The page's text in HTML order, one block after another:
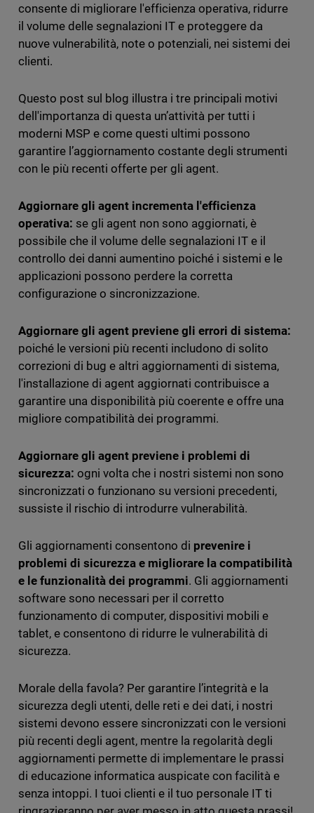
consente di migliorare l'efficienza operativa, ridurre
il volume delle segnalazioni IT e proteggere da
nuove vulnerabilità, note o potenziali, nei sistemi dei
clienti.
Questo post sul blog illustra i tre principali motivi
dell'importanza di questa un’attività per tutti i
moderni MSP e come questi ultimi possono
garantire l’aggiornamento costante degli strumenti
con le più recenti offerte per gli agent.
Aggiornare gli agent incrementa l'efficienza
operativa: se gli agent non sono aggiornati, è
possibile che il volume delle segnalazioni IT e il
controllo dei danni aumentino poiché i sistemi e le
applicazioni possono perdere la corretta
configurazione o sincronizzazione.
Aggiornare gli agent previene gli errori di sistema:
poiché le versioni più recenti includono di solito
correzioni di bug e altri aggiornamenti di sistema,
l'installazione di agent aggiornati contribuisce a
garantire una disponibilità più coerente e offre una
migliore compatibilità dei programmi.
Aggiornare gli agent previene i problemi di
sicurezza: ogni volta che i nostri sistemi non sono
sincronizzati o funzionano su versioni precedenti,
sussiste il rischio di introdurre vulnerabilità.
Gli aggiornamenti consentono di prevenire i
problemi di sicurezza e migliorare la compatibilità
e le funzionalità dei programmi. Gli aggiornamenti
software sono necessari per il corretto
funzionamento di computer, dispositivi mobili e
tablet, e consentono di ridurre le vulnerabilità di
sicurezza.
Morale della favola? Per garantire l’integrità e la
sicurezza degli utenti, delle reti e dei dati, i nostri
sistemi devono essere sincronizzati con le versioni
più recenti degli agent, mentre la regolarità degli
aggiornamenti permette di implementare le prassi
di educazione informatica auspicate con facilità e
senza intoppi. I tuoi clienti e il tuo personale IT ti